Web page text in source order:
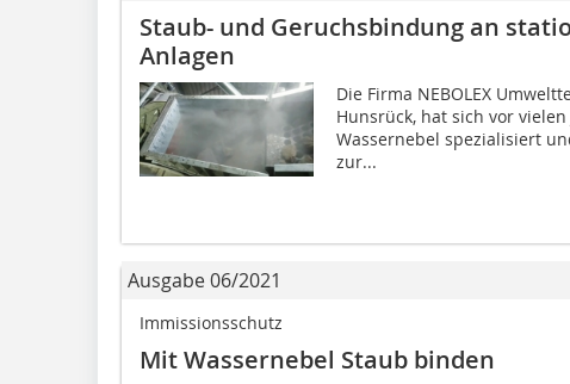
Staub- und Geruchsbindung an
Anlagen
Die Firma NEBOLEX
Hunsrück, hat sich vor
Wassernebel spezialisiert
zur...
Ausgabe 06/2021
Immissionsschutz
Mit Wassernebel Staub binden